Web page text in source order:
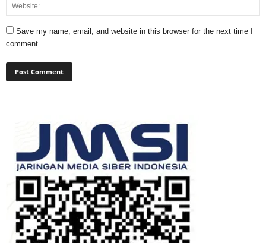
Save my name, email, and website in this browser for the next time I
comment.